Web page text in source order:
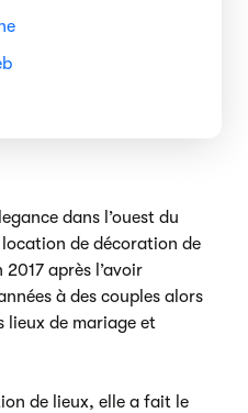
dans l’ouest du
de décoration de
2017 après l’avoir
à des couples alors
lieux de mariage et
de lieux, elle a fait le